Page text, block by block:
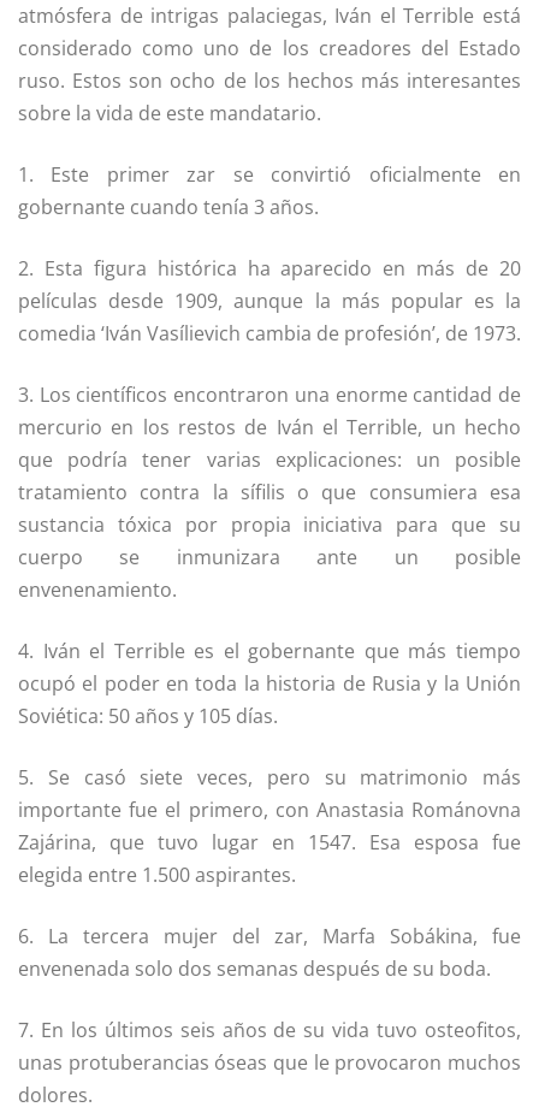
atmósfera de intrigas palaciegas, Iván el Terrible está
considerado como uno de los creadores del Estado
ruso. Estos son ocho de los hechos más interesantes
sobre la vida de este mandatario.
1. Este primer zar se convirtió oficialmente en
gobernante cuando tenía 3 años.
2. Esta figura histórica ha aparecido en más de 20
películas desde 1909, aunque la más popular es la
comedia ‘Iván Vasílievich cambia de profesión’, de 1973.
3. Los científicos encontraron una enorme cantidad de
mercurio en los restos de Iván el Terrible, un hecho
que podría tener varias explicaciones: un posible
tratamiento contra la sífilis o que consumiera esa
sustancia tóxica por propia iniciativa para que su
cuerpo se inmunizara ante un posible
envenenamiento.
4. Iván el Terrible es el gobernante que más tiempo
ocupó el poder en toda la historia de Rusia y la Unión
Soviética: 50 años y 105 días.
5. Se casó siete veces, pero su matrimonio más
importante fue el primero, con Anastasia Románovna
Zajárina, que tuvo lugar en 1547. Esa esposa fue
elegida entre 1.500 aspirantes.
6. La tercera mujer del zar, Marfa Sobákina, fue
envenenada solo dos semanas después de su boda.
7. En los últimos seis años de su vida tuvo osteofitos,
unas protuberancias óseas que le provocaron muchos
dolores.